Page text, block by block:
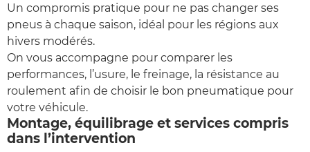
Un compromis pratique pour ne pas changer ses
pneus à chaque saison, idéal pour les régions aux
hivers modérés.
On vous accompagne pour comparer les
performances, l’usure, le freinage, la résistance au
roulement afin de choisir le bon pneumatique pour
votre véhicule.
Montage, équilibrage et services compris
dans l’intervention